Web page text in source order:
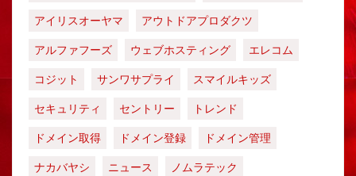
アイリスオーヤマ
アウトドアプロダクツ
アルファフーズ
ウェブホスティング
エレコム
コジット
サンワサプライ
スマイルキッズ
セキュリティ
セントリー
トレンド
ドメイン取得
ドメイン登録
ドメイン管理
ナカバヤシ
ニュース
ノムラテック